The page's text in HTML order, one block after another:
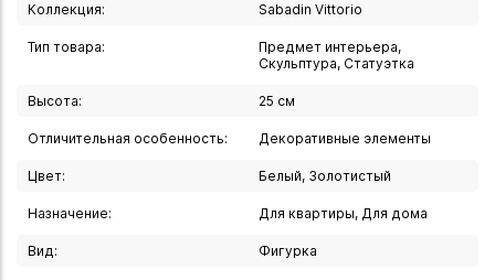
- Ручная роспись высочайшего качества
- В композиции изображен очаровательный ангелочек с
- Эксклюзивные детали из муранского стекла
качества
- Отсутствие вредных компонентов и смол
Коллекция: Sabadin Vittorio
Тип товара:
Предмет интерьера,
Скульптура, Статуэтка
Высота: 25 см
Отличительная особенность: Декоративные элементы
Цвет: Белый, Золотистый
Назначение: Для квартиры, Для дома
Вид: Фигурка